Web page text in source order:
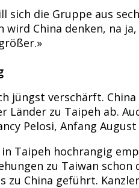
sich die Gruppe aus
wird China denken, na
jüngst verschärft.
Länder zu Taipeh ab.
Pelosi, Anfang
Taipeh hochrangig
zu Taiwan
China geführt.